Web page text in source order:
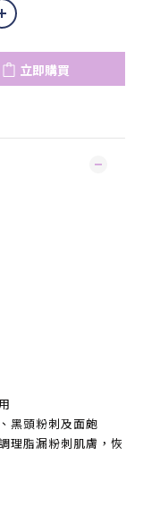
立即購買
黑頭粉刺及面皰
理脂漏粉刺肌膚，恢